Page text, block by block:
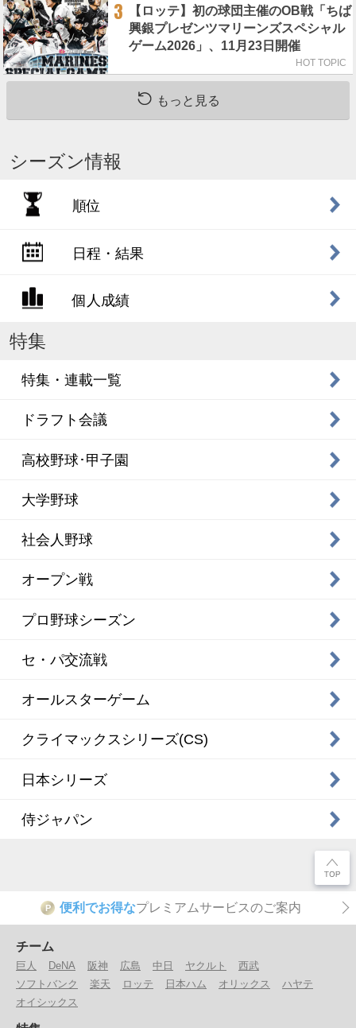
3
【ロッテ】初の球団主催のOB戦「ちば
興銀プレゼンツマリーンズスペシャル
ゲーム2026」、11月23日開催
HOT TOPIC
もっと見る
シーズン情報
順位
日程・結果
個人成績
特集
特集・連載一覧
ドラフト会議
高校野球･甲子園
大学野球
社会人野球
オープン戦
プロ野球シーズン
セ・パ交流戦
オールスターゲーム
クライマックスシリーズ(CS)
日本シリーズ
侍ジャパン
P 便利でお得なプレミアムサービスのご案内
チーム
巨人 DeNA 阪神 広島 中日 ヤクルト
西武
ソフトバンク
楽天 ロッテ 日本ハム オリックス
ハヤテ
オイシックス